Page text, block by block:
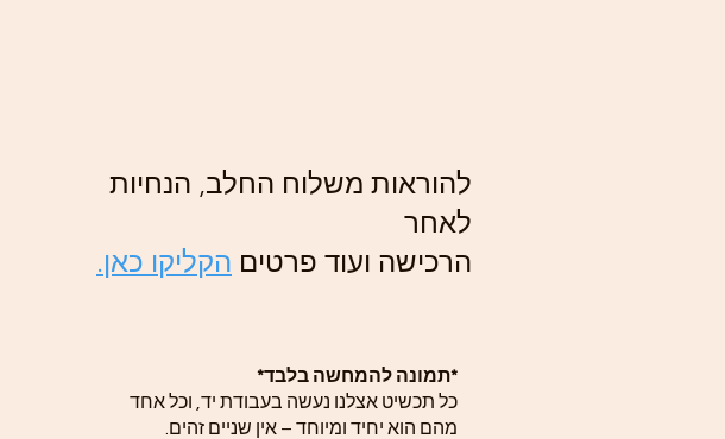
להוראות משלוח החלב, הנחיות
לאחר
הרכישה ועוד פרטים הקליקו כאן.
*תמונה להמחשה בלבד*
כל תכשיט אצלנו נעשה בעבודת יד, וכל אחד
מהם הוא יחיד ומיוחד – אין שניים זהים.